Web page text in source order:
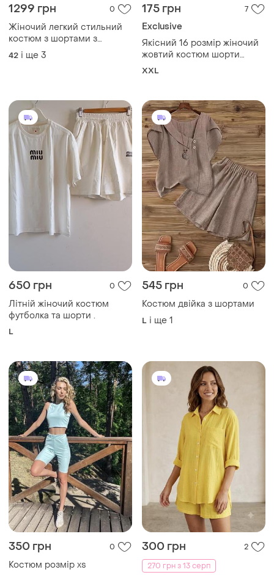
1299 грн 0
Жіночий легкий стильний
костюм з шортами з
накидкою, легкий літній
костюм двійка з тенселю
42 і ще 3
175 грн 7
Exclusive
Якісний 16 розмір жіночий
жовтий костюм шорти
блузка
XXL
650 грн 0
Літній жіночий костюм
футболка та шорти .
L
545 грн 0
Костюм двійка з шортами
L і ще 1
350 грн 0
Костюм розмір xs
300 грн
2
270 грн з 13 серп